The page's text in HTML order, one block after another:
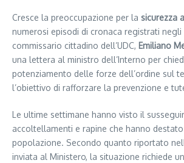
Cresce la preoccupazione per la sicurezza
numerosi episodi di cronaca registrati negli
commissario cittadino dell’UDC, Emiliano
una lettera al ministro dell’Interno per
potenziamento delle forze dell’ordine sul
l’obiettivo di rafforzare la prevenzione e
Le ultime settimane hanno visto il
accoltellamenti e rapine che hanno
popolazione. Secondo quanto riportato
inviata al Ministero, la situazione richiede